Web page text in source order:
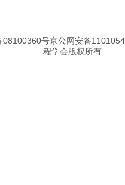
08100360号京公网安备
程学会版权所有